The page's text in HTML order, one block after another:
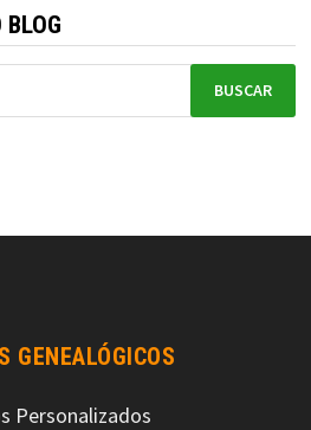
GENEALÓGICOS
Personalizados